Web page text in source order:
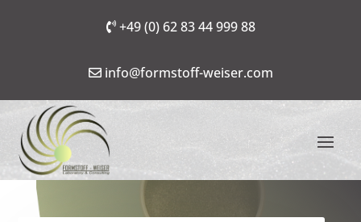
+49 (0) 62 83 44 999 88
info@formstoff-weiser.com